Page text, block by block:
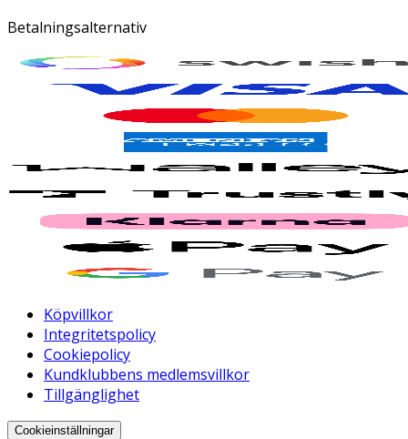
Betalningsalternativ
Köpvillkor
Integritetspolicy
Cookiepolicy
Kundklubbens medlemsvillkor
Tillgänglighet
Cookieinställningar